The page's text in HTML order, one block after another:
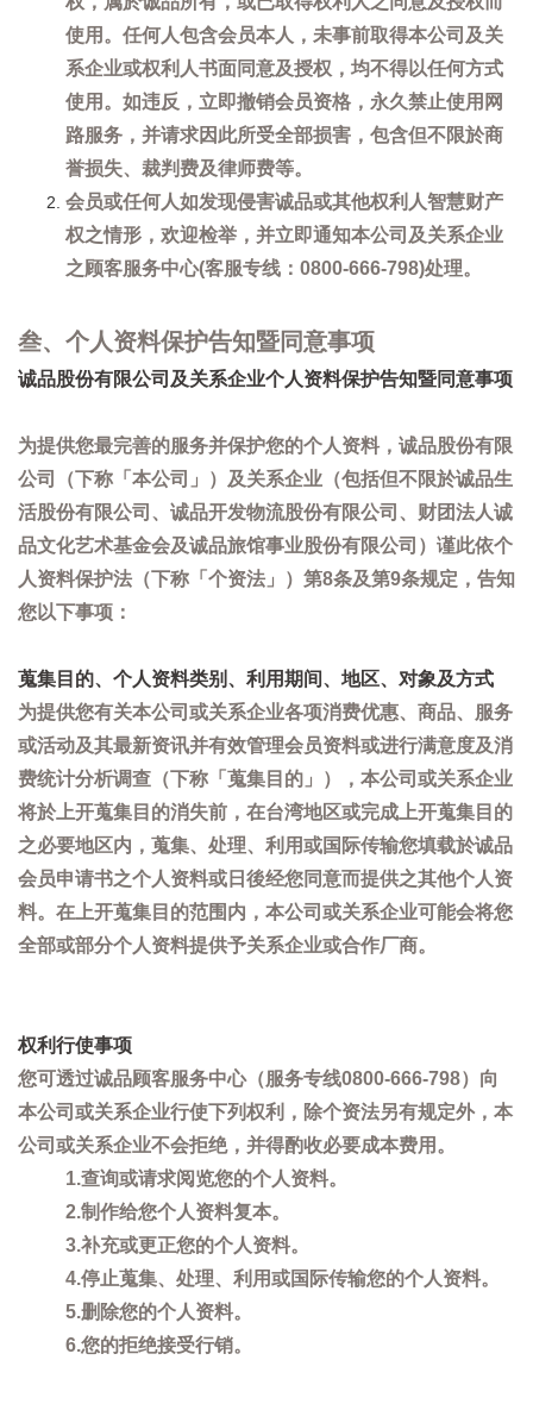
使用。任何人包含会员本人，未事前取得本公司及关
系企业或权利人书面同意及授权，均不得以任何方式
使用。如违反，立即撤销会员资格，永久禁止使用网
路服务，并请求因此所受全部损害，包含但不限於商
誉损失、裁判费及律师费等。
会员或任何人如发现侵害诚品或其他权利人智慧财产
权之情形，欢迎检举，并立即通知本公司及关系企业
之顾客服务中心(客服专线：0800-666-798)处理。
叁、个人资料保护告知暨同意事项
诚品股份有限公司及关系企业个人资料保护告知暨同意事项
为提供您最完善的服务并保护您的个人资料，诚品股份有限
公司（下称「本公司」）及关系企业（包括但不限於诚品生
活股份有限公司、诚品开发物流股份有限公司、财团法人诚
品文化艺术基金会及诚品旅馆事业股份有限公司）谨此依个
人资料保护法（下称「个资法」）第8条及第9条规定，告知
您以下事项：
蒐集目的、个人资料类别、利用期间、地区、对象及方式
为提供您有关本公司或关系企业各项消费优惠、商品、服务
或活动及其最新资讯并有效管理会员资料或进行满意度及消
费统计分析调查（下称「蒐集目的」），本公司或关系企业
将於上开蒐集目的消失前，在台湾地区或完成上开蒐集目的
之必要地区内，蒐集、处理、利用或国际传输您填载於诚品
会员申请书之个人资料或日後经您同意而提供之其他个人资
料。在上开蒐集目的范围内，本公司或关系企业可能会将您
全部或部分个人资料提供予关系企业或合作厂商。
权利行使事项
您可透过诚品顾客服务中心（服务专线0800-666-798）向
本公司或关系企业行使下列权利，除个资法另有规定外，本
公司或关系企业不会拒绝，并得酌收必要成本费用。
1.查询或请求阅览您的个人资料。
2.制作给您个人资料复本。
3.补充或更正您的个人资料。
4.停止蒐集、处理、利用或国际传输您的个人资料。
5.删除您的个人资料。
6.您的拒绝接受行销。